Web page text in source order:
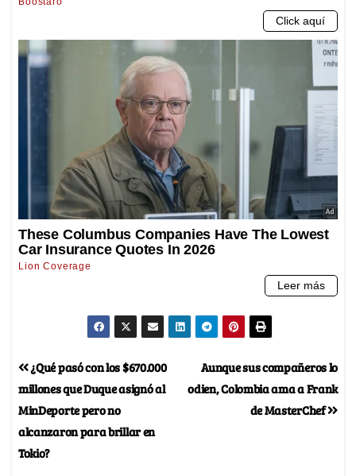
Aunque sus compañeros lo
odien, Colombia ama a Frank
de MasterChef
¿Qué pasó con los $670.000
millones que Duque asignó al
MinDeporte pero no
alcanzaron para brillar en
Tokio?